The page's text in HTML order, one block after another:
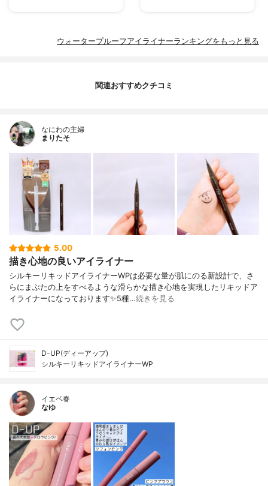
ウォータープルーフアイライナーランキングをもっと見る
関連おすすめクチコミ
なにわの主婦
まりたそ
5.00
描き心地の良いアイライナー
シルキーリキッドアイライナーWPは必要な量が肌にのる新設計で、さ
らにまぶたの上をすべるような滑らかな描き心地を実現したリキッドア
イライナーになっております✨5種…続きを見る
D-UP(ディーアップ)
シルキーリキッドアイライナーWP
イエベ春
なゆ